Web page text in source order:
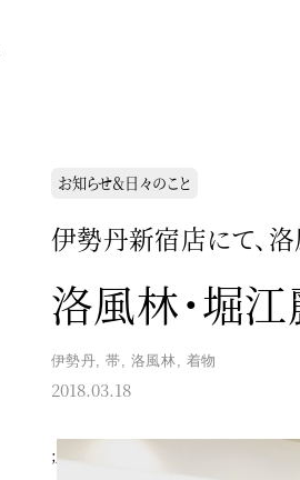
お知らせ＆日々のこと
伊勢丹新宿店にて、
洛風林・堀
伊勢丹,帯, 洛風林, 着物
2018.03.18
;